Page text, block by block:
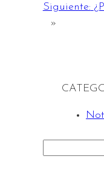
Siguiente:
»